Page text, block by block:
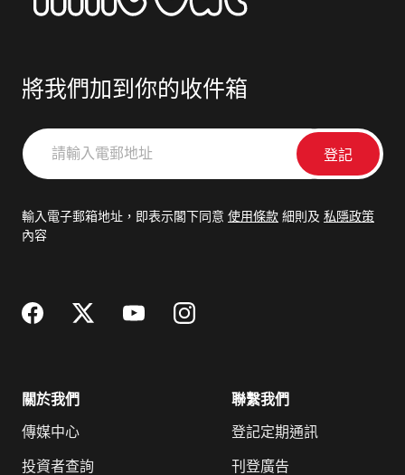
將我們加到你的收件箱
請
輸
郵
輸入電子郵箱地址，即表示閣下同意 使用條款 細則及 私隱政策
內容
關於我們
傳媒中心
投資者查詢
聯繫我們
登記定期通訊
刊登廣告